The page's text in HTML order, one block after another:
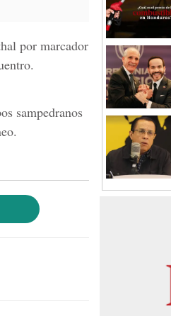
por marcador
sampedranos